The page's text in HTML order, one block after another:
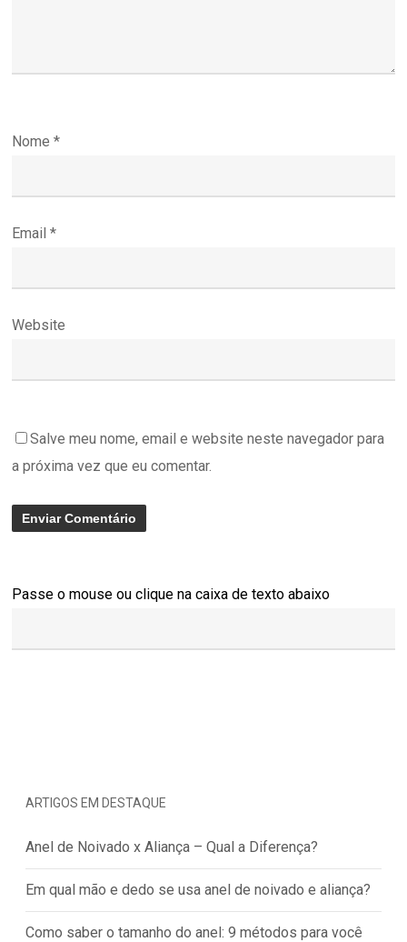
Nome*
Email*
Website
Salve meu nome, email e website neste navegador para
a próxima vez que eu comentar.
Passe o mouse ou clique na caixa de texto abaixo
ARTIGOS EM DESTAQUE
Anel de Noivado x Aliança – Qual a Diferença?
Em qual mão e dedo se usa anel de noivado e aliança?
Como saber o tamanho do anel: 9 métodos para você